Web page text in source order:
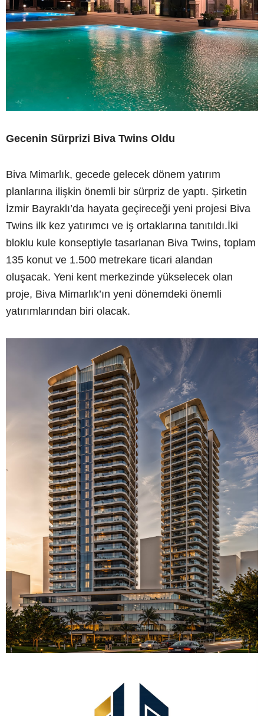
Gecenin Sürprizi Biva Twins Oldu
Biva Mimarlık, gecede gelecek dönem yatırım
planlarına ilişkin önemli bir sürpriz de yaptı. Şirketin
İzmir Bayraklı’da hayata geçireceği yeni projesi Biva
Twins ilk kez yatırımcı ve iş ortaklarına tanıtıldı.İki
bloklu kule konseptiyle tasarlanan Biva Twins, toplam
135 konut ve 1.500 metrekare ticari alandan
oluşacak. Yeni kent merkezinde yükselecek olan
proje, Biva Mimarlık’ın yeni dönemdeki önemli
yatırımlarından biri olacak.